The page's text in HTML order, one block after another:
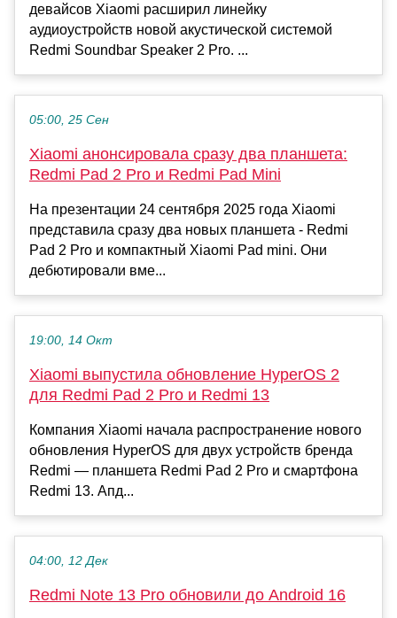
девайсов Xiaomi расширил линейку
аудиоустройств новой акустической системой
Redmi Soundbar Speaker 2 Pro. ...
05:00, 25 Сен
Xiaomi анонсировала сразу два планшета:
Redmi Pad 2 Pro и Redmi Pad Mini
На презентации 24 сентября 2025 года Xiaomi
представила сразу два новых планшета - Redmi
Pad 2 Pro и компактный Xiaomi Pad mini. Они
дебютировали вме...
19:00, 14 Окт
Xiaomi выпустила обновление HyperOS 2
для Redmi Pad 2 Pro и Redmi 13
Компания Xiaomi начала распространение нового
обновления HyperOS для двух устройств бренда
Redmi — планшета Redmi Pad 2 Pro и смартфона
Redmi 13. Апд...
04:00, 12 Дек
Redmi Note 13 Pro обновили до Android 16